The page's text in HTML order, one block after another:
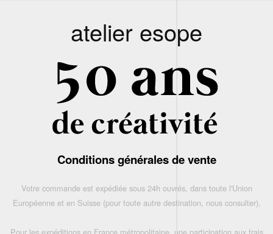
atelier esope
Conditions générales de vente
Votre commande est expédiée sous 24h ouvrés, dans toute l'Union
Européenne et en Suisse (pour toute autre destination, nous consulter),
Pour les expéditions en France métropolitaine, une participation aux frais